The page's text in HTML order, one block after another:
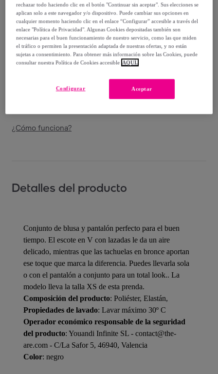
Entrega
Entrega desde3,87 €
y el18/08
¿Cómo funciona?
Detalles del producto
Conjunto de blusa y pantalón perfecto para el buen
tiempo. El escote en V con lazadas le da un aire
delicado, mientras que las tachuelas en bronce aportan
ese toque que marca la diferencia. Puedes llevarla sola
o con el pantalón a conjunto para un total look.. La
modelo lleva la talla XS de esta prenda.
Composición del producto: Poliéster, Elastán,
Propiedades de lavado: Lavar máximo 30º C
Operador económico responsable de la seguridad
del producto: Youandi Infinite SL - contact@the-
are.com - C/La Safor 5, 46940, Valencia
Color: negro
rechazar todo haciendo clic en el botón "Continuar sin aceptar". Sus elecciones se
aplican solo a este navegador y/o dispositivo. Puede cambiar sus opciones en
cualquier momento haciendo clic en el enlace “Configurar” accesible a través del
enlace "Política de Privacidad". Algunas Cookies depositadas también son
necesarias para el buen funcionamiento de nuestro servicio, como las que miden
el tráfico o permiten la presentación adaptada de nuestras ofertas, y no están
sujetas a consentimiento. Para obtener más información sobre las Cookies, puede
consultar nuestra Política de Cookies accesible AQUÍ.
Aceptar
Configurar